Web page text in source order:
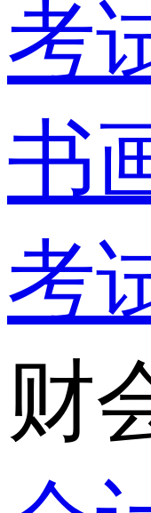
考
书
考
财